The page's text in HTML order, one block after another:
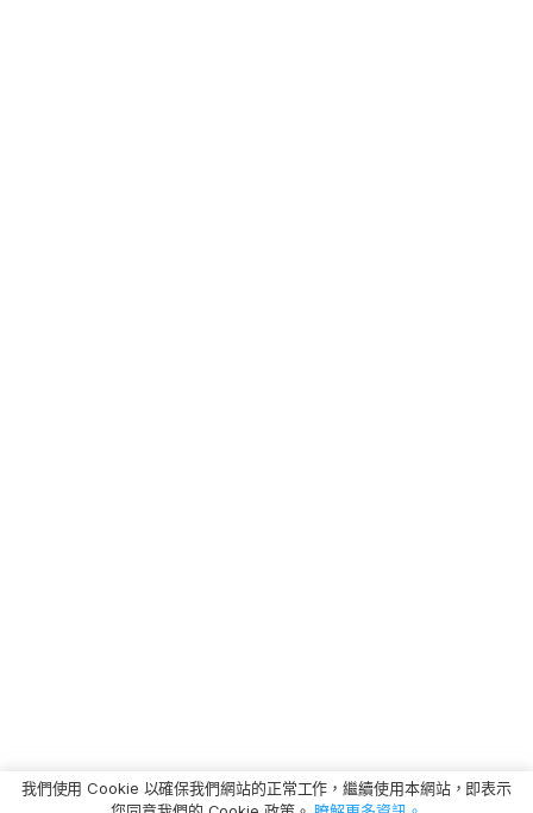
我們使用 Cookie 以確保我們網站的正常工作，繼續使用本網站，即表示